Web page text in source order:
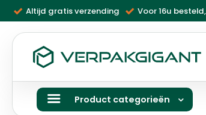
naar
inhoud
Altijd gratis verzending Voor 16u
Product categorieën